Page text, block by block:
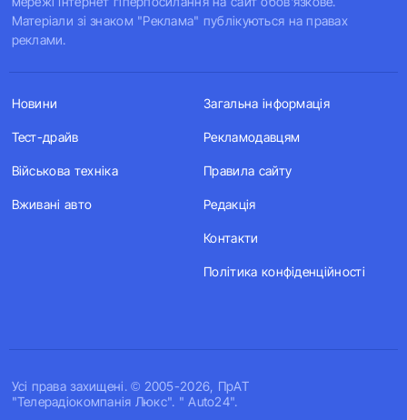
Матеріали зі знаком "Реклама" публікуються на правах
реклами.
Усi права захищенi. © 2005-2026, ПрАТ
"Телерадіокомпанія Люкс". " Auto24".
Новини
Тест-драйв
Військова техніка
Вживані авто
Загальна інформація
Рекламодавцям
Правила сайту
Редакція
Контакти
Політика конфіденційності